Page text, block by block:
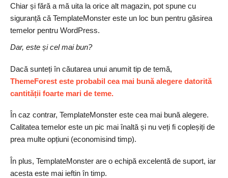
Chiar și fără a mă uita la orice alt magazin, pot spune cu
siguranță că TemplateMonster este un loc bun pentru găsirea
temelor pentru WordPress.
Dar, este și cel mai bun?
Dacă sunteți în căutarea unui anumit tip de temă,
ThemeForest este probabil cea mai bună alegere datorită
cantității foarte mari de teme.
În caz contrar, TemplateMonster este cea mai bună alegere.
Calitatea temelor este un pic mai înaltă și nu veți fi copleșiți de
prea multe opțiuni (economisind timp).
În plus, TemplateMonster are o echipă excelentă de suport, iar
acesta este mai ieftin în timp.